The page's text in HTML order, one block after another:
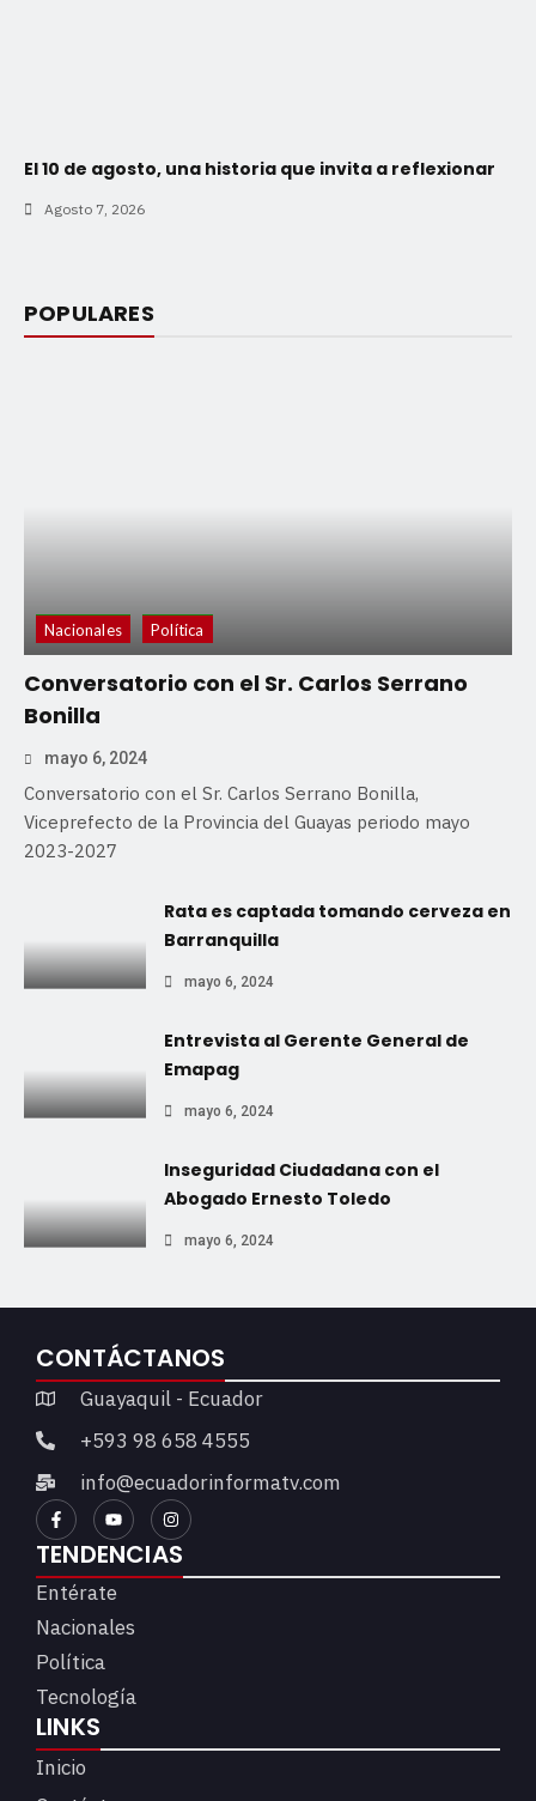
El 10 de agosto, una historia que invita a reflexionar
Agosto 7, 2026
POPULARES
Nacionales Política
Conversatorio con el Sr. Carlos Serrano
Bonilla
mayo 6, 2024
Conversatorio con el Sr. Carlos Serrano Bonilla,
Viceprefecto de la Provincia del Guayas periodo mayo
2023-2027
Rata es captada tomando cerveza en
Barranquilla
mayo 6, 2024
Entrevista al Gerente General de
Emapag
mayo 6, 2024
Inseguridad Ciudadana con el
Abogado Ernesto Toledo
mayo 6, 2024
CONTÁCTANOS
Guayaquil - Ecuador
+593 98 658 4555
info@ecuadorinformatv.com
TENDENCIAS
Entérate
Nacionales
Política
Tecnología
LINKS
Inicio